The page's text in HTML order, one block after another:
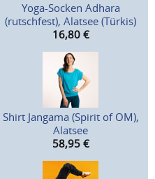
Yoga-Socken Adhara
(rutschfest), Alatsee (Türkis)
16,80 €
Shirt Jangama (Spirit of OM),
Alatsee
58,95 €